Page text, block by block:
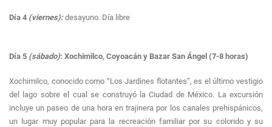
Día 4 (viernes):desayuno. Día libre
Día 5 (sábado): Xochimilco, Coyoacán y Bazar San Ángel (7-8 horas)
Xochimilco, conocido como “Los Jardines flotantes”, es el último vestigio
del lago sobre el cual se construyó la Ciudad de México. La excursión
incluye un paseo de una hora en trajinera por los canales prehispánicos,
un lugar muy popular para la recreación familiar por su colorido y su